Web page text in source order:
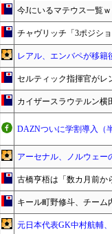
今Jにいるマテウス一覧
チャヴリッチ「3ポジシ
レアル、エンバペが移籍
セルティック指揮官が
カイザースラウテルン横
DAZNついに学割導
アーセナル、ノルウェー
古橋亨梧は「数カ月前か
キール町野修斗、チー
元日本代表GK中村航輔